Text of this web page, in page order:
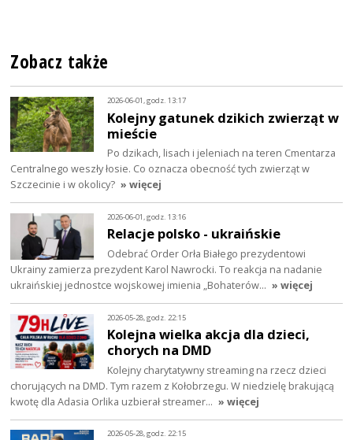
Zobacz także
2026-06-01, godz. 13:17
Kolejny gatunek dzikich zwierząt w
mieście
Po dzikach, lisach i jeleniach na teren Cmentarza
Centralnego weszły łosie. Co oznacza obecność tych zwierząt w
Szczecinie i w okolicy? » więcej
2026-06-01, godz. 13:16
Relacje polsko - ukraińskie
Odebrać Order Orła Białego prezydentowi
Ukrainy zamierza prezydent Karol Nawrocki. To reakcja na nadanie
ukraińskiej jednostce wojskowej imienia „Bohaterów… » więcej
2026-05-28, godz. 22:15
Kolejna wielka akcja dla dzieci,
chorych na DMD
Kolejny charytatywny streaming na rzecz dzieci
chorujących na DMD. Tym razem z Kołobrzegu. W niedzielę brakującą
kwotę dla Adasia Orlika uzbierał streamer… » więcej
2026-05-28, godz. 22:15